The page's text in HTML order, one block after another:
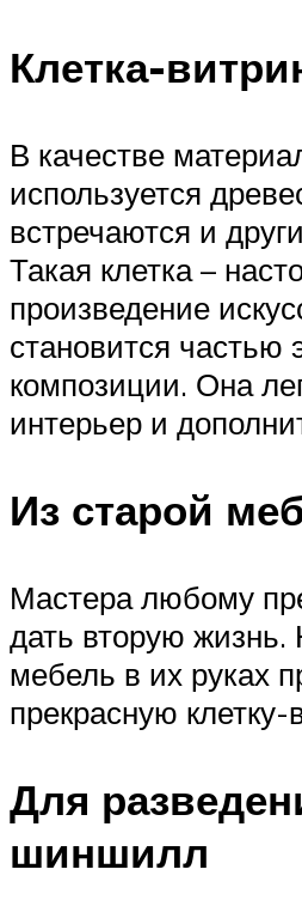
Клетка-
В качестве
используется
встречаются и
Такая клетка –
произведение
становится частью
композиции. Она
интерьер и
Из старой
Мастера любому
дать вторую жизнь.
мебель в их руках
прекрасную клетку-
Для
шиншилл